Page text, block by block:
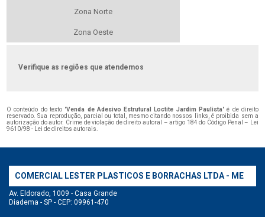
Zona Norte
Zona Oeste
Verifique as regiões que atendemos
O conteúdo do texto "Venda de Adesivo Estrutural Loctite Jardim Paulista" é de direito
reservado. Sua reprodução, parcial ou total, mesmo citando nossos links, é proibida sem a
autorização do autor. Crime de violação de direito autoral – artigo 184 do Código Penal –
Lei
9610/98 - Lei de direitos autorais
COMERCIAL LESTER PLASTICOS E BORRACHAS LTDA - ME
Av. Eldorado, 1009 - Casa Grande
Diadema - SP - CEP: 09961-470